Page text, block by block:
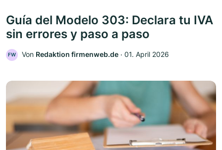
Guía del Modelo 303: Declara tu IVA
sin errores y paso a paso
FW Von Redaktion firmenweb.de ‧ 01. April 2026